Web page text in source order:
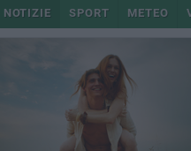
NOTIZIE SPORT METEO